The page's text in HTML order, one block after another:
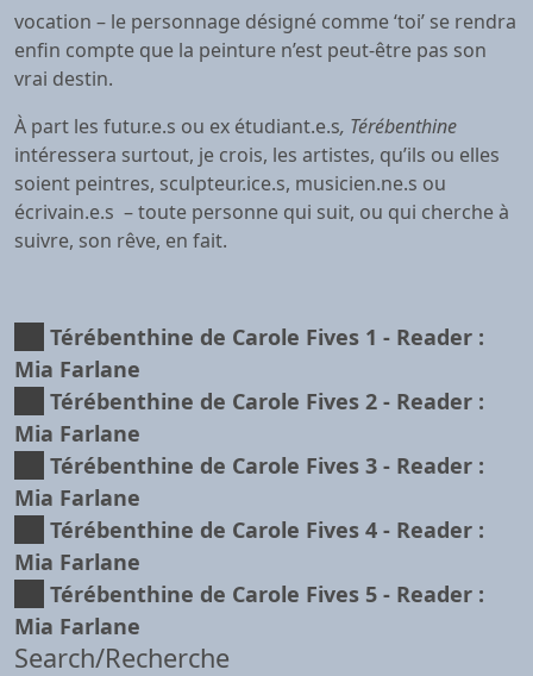
vocation – le personnage désigné comme ‘toi’ se rendra
enfin compte que la peinture n’est peut-être pas son
vrai destin.
À part les futur.e.s ou ex étudiant.e.s, Térébenthine
intéressera surtout, je crois, les artistes, qu’ils ou elles
soient peintres, sculpteur.ice.s, musicien.ne.s ou
écrivain.e.s – toute personne qui suit, ou qui cherche à
suivre, son rêve, en fait.
Térébenthine de Carole Fives 1 - Reader :
Mia Farlane
Térébenthine de Carole Fives 2 - Reader :
Mia Farlane
Térébenthine de Carole Fives 3 - Reader :
Mia Farlane
Térébenthine de Carole Fives 4 - Reader :
Mia Farlane
Térébenthine de Carole Fives 5 - Reader :
Mia Farlane
Search/Recherche